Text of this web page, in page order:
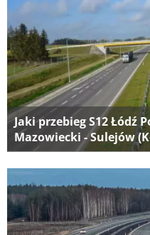
Jaki przebieg S12 Łódź
Mazowiecki - Sulejów